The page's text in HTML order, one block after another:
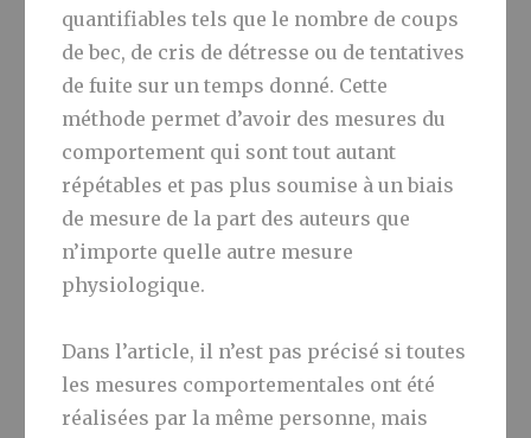
quantifiables tels que le nombre de coups
de bec, de cris de détresse ou de tentatives
de fuite sur un temps donné. Cette
méthode permet d’avoir des mesures du
comportement qui sont tout autant
répétables et pas plus soumise à un biais
de mesure de la part des auteurs que
n’importe quelle autre mesure
physiologique.
Dans l’article, il n’est pas précisé si toutes
les mesures comportementales ont été
réalisées par la même personne, mais